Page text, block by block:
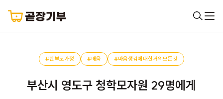
#한부모가정 #배움 #마음챙김에대한거의모든것
부산시 영도구 청학모자원 29명에게